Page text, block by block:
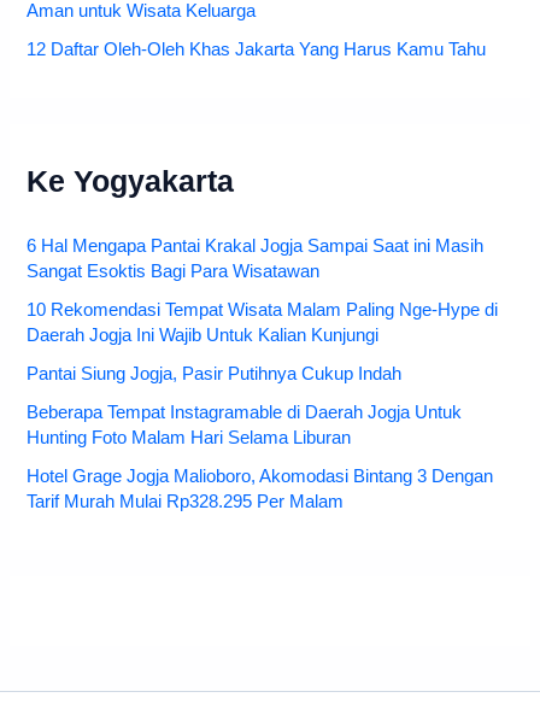
Aman untuk Wisata Keluarga
12 Daftar Oleh-Oleh Khas Jakarta Yang Harus Kamu Tahu
Ke Yogyakarta
6 Hal Mengapa Pantai Krakal Jogja Sampai Saat ini Masih
Sangat Esoktis Bagi Para Wisatawan
10 Rekomendasi Tempat Wisata Malam Paling Nge-Hype di
Daerah Jogja Ini Wajib Untuk Kalian Kunjungi
Pantai Siung Jogja, Pasir Putihnya Cukup Indah
Beberapa Tempat Instagramable di Daerah Jogja Untuk
Hunting Foto Malam Hari Selama Liburan
Hotel Grage Jogja Malioboro, Akomodasi Bintang 3 Dengan
Tarif Murah Mulai Rp328.295 Per Malam